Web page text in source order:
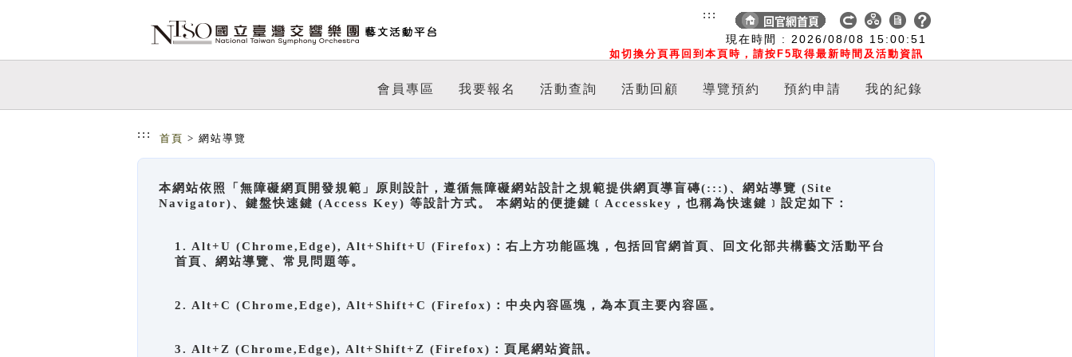
現在時間 : 2026/08/08 15:00:52
如切換分頁再回到本頁時，請按F5取得最新時間及活動資訊
:::
會員專區 我要報名 活動查詢 活動回顧 導覽預約 預約申請 我的紀錄
::: 首頁 > 網站導覽
本網站依照「無障礙網頁開發規範」原則設計，遵循無障礙網站設計之規範提供網頁導盲磚(:::)、網站導覽 (Site
Navigator)、鍵盤快速鍵 (Access Key) 等設計方式。 本網站的便捷鍵﹝Accesskey，也稱為快速鍵﹞設定如下：
1. Alt+U (Chrome,Edge), Alt+Shift+U (Firefox)：右上方功能區塊，包括回官網首頁、回文化部共構藝文活動平台
首頁、網站導覽、常見問題等。
2. Alt+C (Chrome,Edge), Alt+Shift+C (Firefox)：中央內容區塊，為本頁主要內容區。
3. Alt+Z (Chrome,Edge), Alt+Shift+Z (Firefox)：頁尾網站資訊。